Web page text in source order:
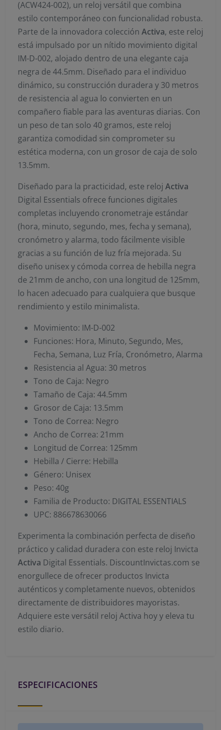
(ACW424-002), un reloj versátil que combina
estilo contemporáneo con funcionalidad robusta.
Parte de la innovadora colección Activa, este reloj
está impulsado por un nítido movimiento digital
IM-D-002, alojado dentro de una elegante caja
negra de 44.5mm. Diseñado para el individuo
dinámico, su construcción duradera y 30 metros
de resistencia al agua lo convierten en un
compañero fiable para las aventuras diarias. Con
un peso de tan solo 40 gramos, este reloj
garantiza comodidad sin comprometer su
estética moderna, con un grosor de caja de solo
13.5mm.
Diseñado para la practicidad, este reloj Activa
Digital Essentials ofrece funciones digitales
completas incluyendo cronometraje estándar
(hora, minuto, segundo, mes, fecha y semana),
cronómetro y alarma, todo fácilmente visible
gracias a su función de luz fría mejorada. Su
diseño unisex y cómoda correa de hebilla negra
de 21mm de ancho, con una longitud de 125mm,
lo hacen adecuado para cualquiera que busque
rendimiento y estilo minimalista.
Movimiento: IM-D-002
Funciones: Hora, Minuto, Segundo, Mes,
Fecha, Semana, Luz Fría, Cronómetro, Alarma
Resistencia al Agua: 30 metros
Tono de Caja: Negro
Tamaño de Caja: 44.5mm
Grosor de Caja: 13.5mm
Tono de Correa: Negro
Ancho de Correa: 21mm
Longitud de Correa: 125mm
Hebilla / Cierre: Hebilla
Género: Unisex
Peso: 40g
Familia de Producto: DIGITAL ESSENTIALS
UPC: 886678630066
Experimenta la combinación perfecta de diseño
práctico y calidad duradera con este reloj Invicta
Activa Digital Essentials. DiscountInvictas.com se
enorgullece de ofrecer productos Invicta
auténticos y completamente nuevos, obtenidos
directamente de distribuidores mayoristas.
Adquiere este versátil reloj Activa hoy y eleva tu
estilo diario.
ESPECIFICACIONES